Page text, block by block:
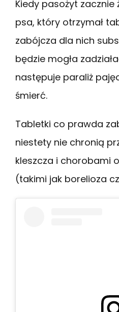
Kiedy pasożyt
psa, który otrzymał
zabójcza dla nich
będzie mogła
następuje paraliż
śmierć.
Tabletki co prawda
niestety nie chronią
kleszcza i chorobami
(takimi jak borelioza